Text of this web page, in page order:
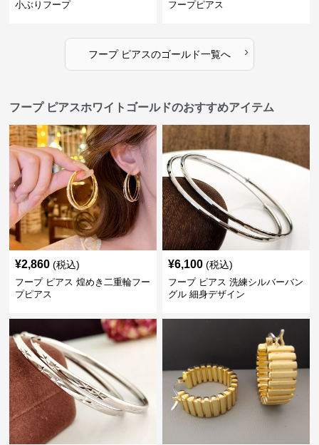
小ぶりフープ フープピアス
フープ ピアスのゴールド一覧へ ›
フープ ピアスホワイトゴールドのおすすめアイテム
¥2,860 (税込)
フープ ピアス 煌めき二重輪フー
プピアス
¥6,100 (税込)
フープ ピアス 洗練シルバーバン
グル 細身デザイン